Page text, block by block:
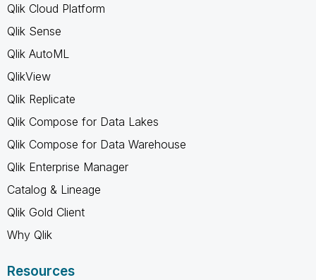
Qlik Cloud Platform
Qlik Sense
Qlik AutoML
QlikView
Qlik Replicate
Qlik Compose for Data Lakes
Qlik Compose for Data Warehouse
Qlik Enterprise Manager
Catalog & Lineage
Qlik Gold Client
Why Qlik
Resources